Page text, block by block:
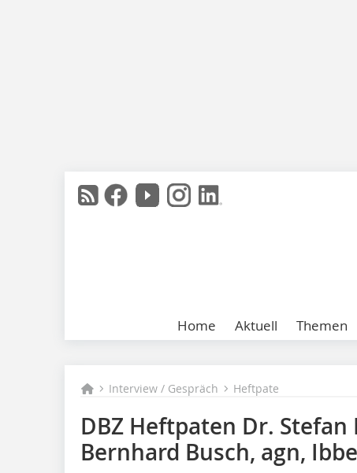
Home Aktuell Themen
Interview / Gespräch Heftpate
DBZ Heftpaten Dr.
Bernhard Busch, agn,